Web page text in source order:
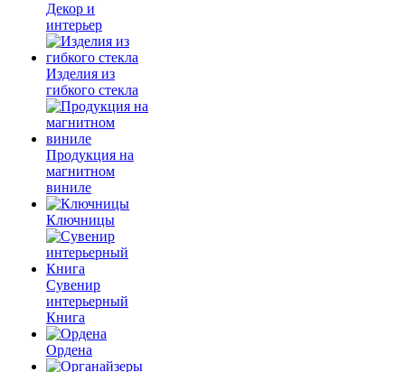
Декор и
интерьер
Изделия из
гибкого стекла
Продукция на
магнитном
виниле
Ключницы
Сувенир
интерьерный
Книга
Ордена